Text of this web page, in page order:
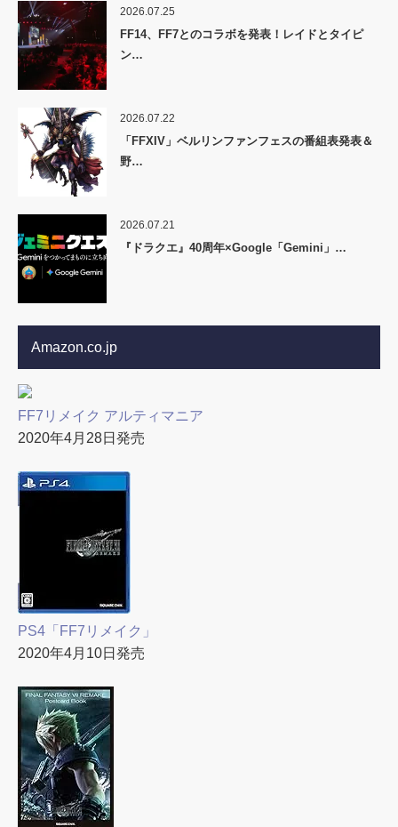
2026.07.25
FF14、FF7とのコラボを発表！レイドとタイピ
ン…
2026.07.22
「FFXIV」ベルリンファンフェスの番組表発表＆
野…
2026.07.21
『ドラクエ』40周年×Google「Gemini」…
Amazon.co.jp
FF7リメイク アルティマニア
2020年4月28日発売
PS4「FF7リメイク」
2020年4月10日発売